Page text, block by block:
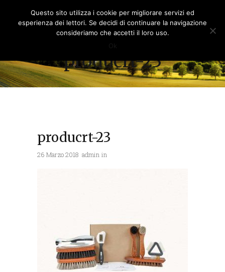
producrt-23
producrt-23
26 Marzo 2018 admin in
Questo sito utilizza i cookie per migliorare servizi ed
esperienza dei lettori. Se decidi di continuare la navigazione
consideriamo che accetti il loro uso.